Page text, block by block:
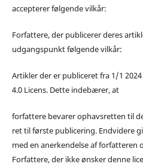
accepterer følgende vilkår:
Forfattere, der publicerer deres
udgangspunkt følgende vilkår:
Artikler der er publiceret fra 1/1
4.0 Licens. Dette indebærer, at
forfattere bevarer ophavsretten til
ret til første publicering. Endvidere
med en anerkendelse af forfatteren
Forfattere, der ikke ønsker denne